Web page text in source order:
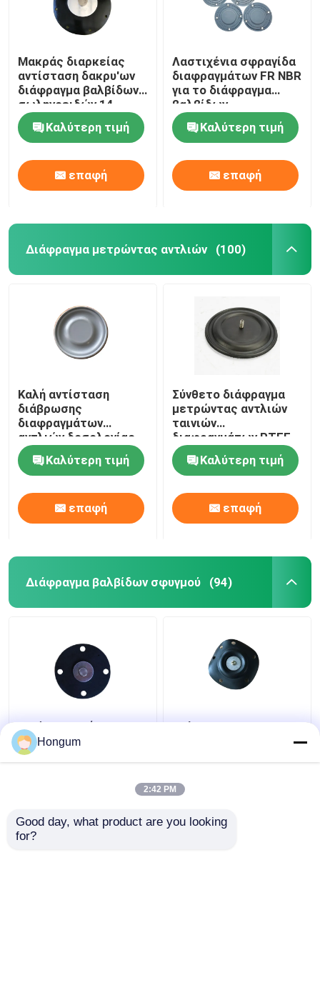
Μακράς διαρκείας
αντίσταση δακρυ'ων
διάφραγμα βαλβίδων
σωληνοειδών 14
ίντσας για την
αφαίρεση σκόνης
εγκαταστάσεων
παραγωγής ενέργειας
Καλύτερη τιμή
επαφή
Λαστιχένια σφραγίδα
διαφραγμάτων FR NBR
για το διάφραγμα
βαλβίδων
σωληνοειδών
εξοπλισμού
αφαίρεσης σκόνης
Καλύτερη τιμή
επαφή
Διάφραγμα μετρώντας αντλιών (100)
Καλή αντίσταση
διάβρωσης
διαφραγμάτων
αντλιών δοσολογίας
ελαστικότητας PTFE
EPDMΚαλύτερη τιμή
επαφή
Σύνθετο διάφραγμα
μετρώντας αντλιών
ταινιών
διαφραγμάτων PTFE
EPDM
Καλύτερη τιμή
επαφή
Διάφραγμα βαλβίδων σφυγμού (94)
Αντίσταση γήρανσης
διαφραγμάτων
βαλβίδων σφυγμού
Διάφραγμα Fit ZBS
Βαλβίδας παλμού
Hongum
2:42 PM
Good day, what product are you looking
for?